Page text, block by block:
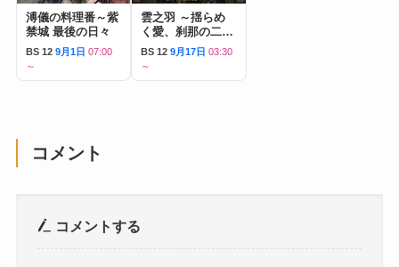
溥儀の料理番～紫
禁城 最後の日々
BS 12 9月1日 07:00
～
雲之羽 ～揺らめ
く愛、刹那の二人
～
BS 12 9月17日 03:30
～
コメント
コメントする